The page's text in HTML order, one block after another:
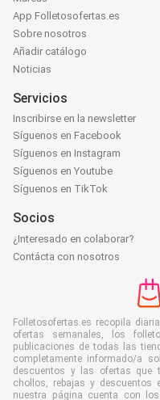
App Folletosofertas.es
Sobre nosotros
Añadir catálogo
Noticias
Servicios
Inscribirse en la newsletter
Síguenos en Facebook
Síguenos en Instagram
Síguenos en Youtube
Síguenos en TikTok
Socios
¿Interesado en colaborar?
Contácta con nosotros
Folletosofertas.es recopila
ofertas semanales, los
publicaciones de todas las
completamente informado/a
descuentos y las ofertas que
chollos, rebajas y descuentos
nuestra página cuenta con